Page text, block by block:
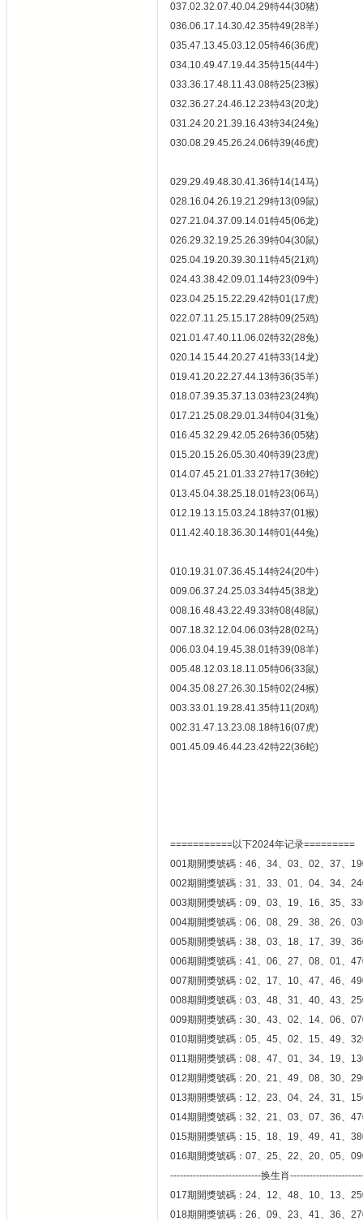
037.02.32.07.40.04.29特44(30猪)
036.06.17.14.30.42.35特49(28羊)
035.47.13.45.03.12.05特46(36虎)
034.10.49.47.19.44.35特15(44牛)
033.36.17.48.11.43.08特25(23猴)
032.36.27.24.46.12.23特43(20龙)
031.24.20.21.39.16.43特34(24兔)
030.08.29.45.26.24.06特39(46虎)
029.29.49.48.30.41.36特14(14马)
028.16.04.26.19.21.29特13(09鼠)
027.21.04.37.09.14.01特45(06龙)
026.29.32.19.25.26.39特04(30鼠)
025.04.19.20.39.30.11特45(21鸡)
024.43.38.42.09.01.14特23(09牛)
023.04.25.15.22.29.42特01(17虎)
022.07.11.25.15.17.28特09(25鸡)
021.01.47.40.11.06.02特32(28兔)
020.14.15.44.20.27.41特33(14龙)
019.41.20.22.27.44.13特36(35羊)
018.07.39.35.37.13.03特23(24狗)
017.21.25.08.29.01.34特04(31兔)
016.45.32.29.42.05.26特36(05猪)
015.20.15.26.05.30.40特39(23虎)
014.07.45.21.01.33.27特17(36蛇)
013.45.04.38.25.18.01特23(06马)
012.19.13.15.03.24.18特37(01猴)
011.42.40.18.36.30.14特01(44兔)
010.19.31.07.36.45.14特24(20牛)
009.06.37.24.25.03.34特45(38龙)
008.16.48.43.22.49.33特08(48鼠)
007.18.32.12.04.06.03特28(02马)
006.03.04.19.45.38.01特39(08羊)
005.48.12.03.18.11.05特06(33鼠)
004.35.08.27.26.30.15特02(24猴)
003.33.01.19.28.41.35特11(20鸡)
002.31.47.13.23.08.18特16(07虎)
001.45.09.46.44.23.42特22(36蛇)
===========以下2024年记录=========
001期開獎號碼：46、34、03、02、37、
002期開獎號碼：31、33、01、04、34、
003期開獎號碼：09、03、19、16、35、
004期開獎號碼：06、08、29、38、26、
005期開獎號碼：38、03、18、17、39、
006期開獎號碼：41、06、27、08、01、
007期開獎號碼：02、17、10、47、46、
008期開獎號碼：03、48、31、40、43、
009期開獎號碼：30、43、02、14、06、
010期開獎號碼：05、45、02、15、49、
011期開獎號碼：08、47、01、34、19、
012期開獎號碼：20、21、49、08、30、
013期開獎號碼：12、23、04、24、31、
014期開獎號碼：32、21、03、07、36、
015期開獎號碼：15、18、19、49、41、
016期開獎號碼：07、25、22、20、05、
----------------------------换生肖
017期開獎號碼：24、12、48、10、13、
018期開獎號碼：26、09、23、41、36、